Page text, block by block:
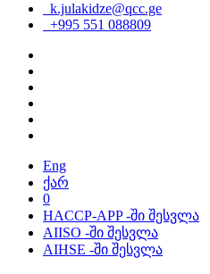
k.julakidze@qcc.ge
+995 551 088809
Eng
ქარ
0
HACCP-APP -ში შესვლა
AIISO -ში შესვლა
AIHSE -ში შესვლა